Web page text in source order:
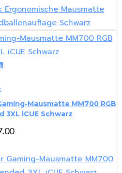
Mausmatte MM700 RGB
3XL iCUE Schwarz